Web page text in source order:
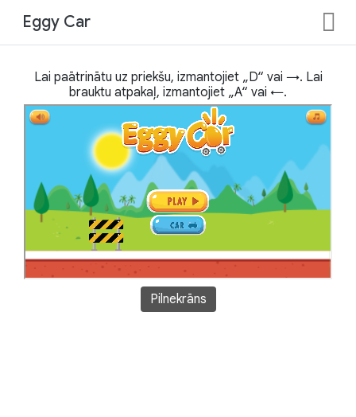
Eggy Car
Lai paātrinātu uz priekšu, izmantojiet „D“ vai →. Lai
brauktu atpakaļ, izmantojiet „A“ vai ←.
Pilnekrāns